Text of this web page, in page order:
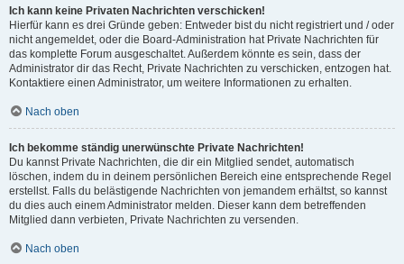
Ich kann keine Privaten Nachrichten verschicken!
Hierfür kann es drei Gründe geben: Entweder bist du nicht registriert und / oder
nicht angemeldet, oder die Board-Administration hat Private Nachrichten für
das komplette Forum ausgeschaltet. Außerdem könnte es sein, dass der
Administrator dir das Recht, Private Nachrichten zu verschicken, entzogen hat.
Kontaktiere einen Administrator, um weitere Informationen zu erhalten.
Nach oben
Ich bekomme ständig unerwünschte Private Nachrichten!
Du kannst Private Nachrichten, die dir ein Mitglied sendet, automatisch
löschen, indem du in deinem persönlichen Bereich eine entsprechende Regel
erstellst. Falls du belästigende Nachrichten von jemandem erhältst, so kannst
du dies auch einem Administrator melden. Dieser kann dem betreffenden
Mitglied dann verbieten, Private Nachrichten zu versenden.
Nach oben